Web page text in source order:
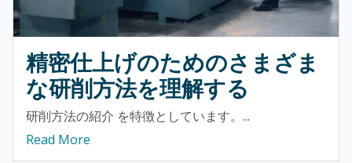
精密仕上げのためのさまざま
な研削方法を理解する
研削方法の紹介 を特徴としています。...
Read More